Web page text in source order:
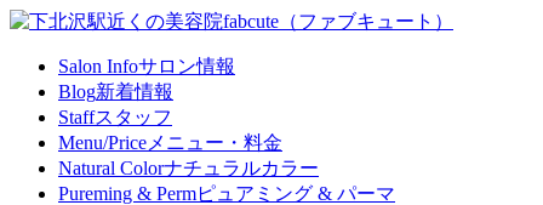
Salon Infoサロン情報
Blog新着情報
Staffスタッフ
Menu/Price メニュー・料金
Natural Colorナチュラルカラー
Pureming & Permピュアミング & パーマ